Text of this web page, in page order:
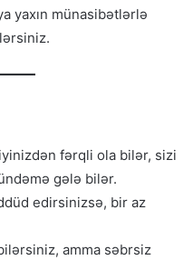
yaxın münasibətlərlə
fərqli ola bilər, sizi
gələ bilər.
edirsinizsə, bir az
amma səbrsiz